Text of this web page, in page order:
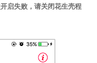
启失败，请关闭花生壳程